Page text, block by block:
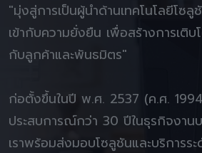
"มุ่งสู่การเป็นผู้นำด้านเทคโนโลยีโซ
เข้ากับความยั่งยืน เพื่อสร้างการเติบ
กับลูกค้าและพันธมิตร"
ก่อตั้งขึ้นในปี พ.ศ. 2537 (ค.ศ.
ประสบการณ์กว่า 30 ปีในธุรกิจงาน
เราพร้อมส่งมอบโซลูชันและบริการร